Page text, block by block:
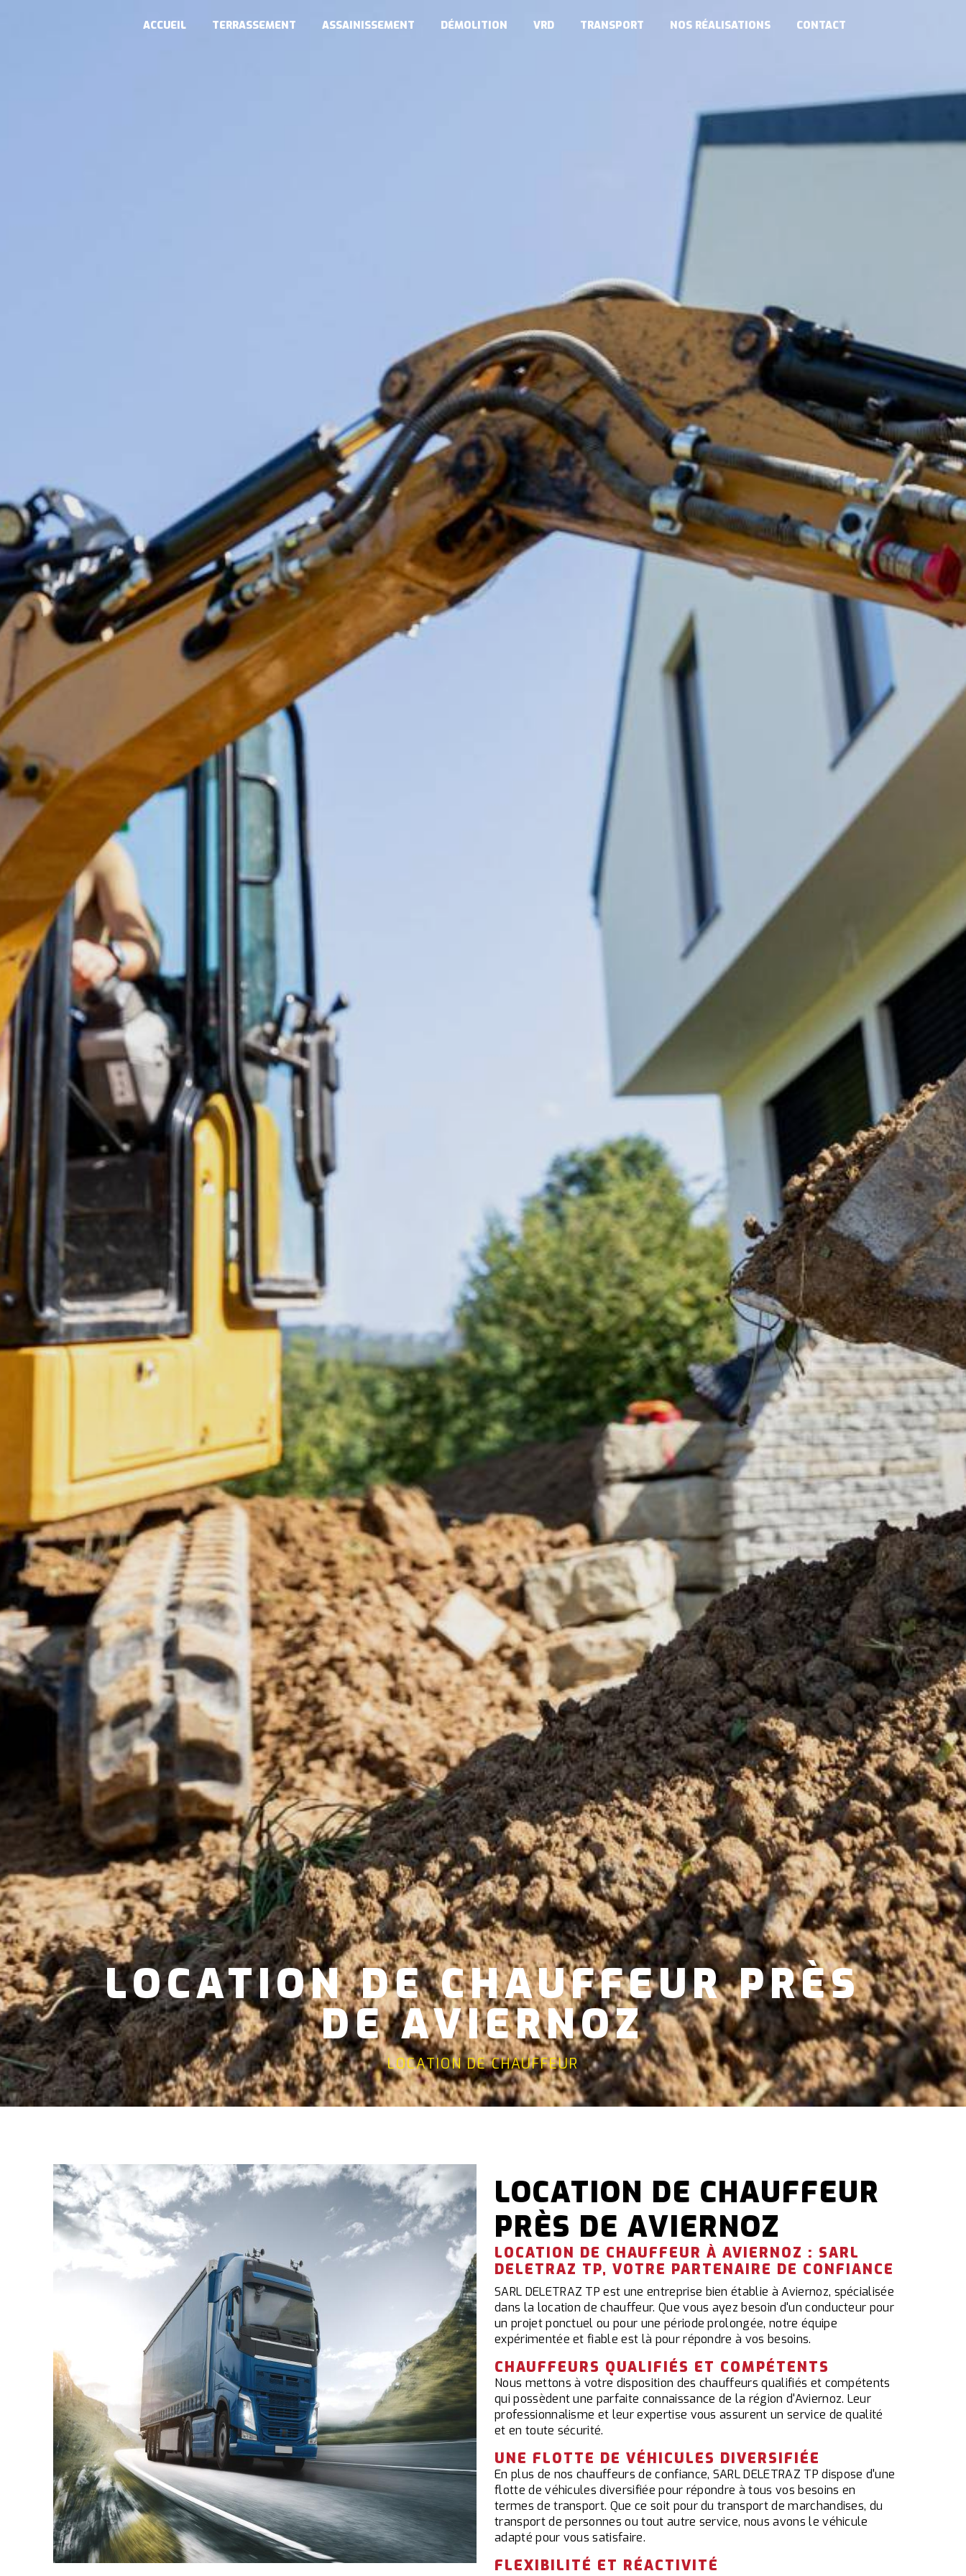
ACCUEIL TERRASSEMENT ASSAINISSEMENT DÉMOLITION VRD TRANSPORT NOS RÉALISATIONS CONTACT
LOCATION DE CHAUFFEUR PRÈS
DE AVIERNOZ
LOCATION DE CHAUFFEUR
LOCATION DE CHAUFFEUR
PRÈS DE AVIERNOZ
LOCATION DE CHAUFFEUR À AVIERNOZ : SARL
DELETRAZ TP, VOTRE PARTENAIRE DE CONFIANCE
SARL DELETRAZ TP est une entreprise bien établie à Aviernoz, spécialisée
dans la location de chauffeur. Que vous ayez besoin d'un conducteur pour
un projet ponctuel ou pour une période prolongée, notre équipe
expérimentée et fiable est là pour répondre à vos besoins.
CHAUFFEURS QUALIFIÉS ET COMPÉTENTS
Nous mettons à votre disposition des chauffeurs qualifiés et compétents
qui possèdent une parfaite connaissance de la région d'Aviernoz. Leur
professionnalisme et leur expertise vous assurent un service de qualité
et en toute sécurité.
UNE FLOTTE DE VÉHICULES DIVERSIFIÉE
En plus de nos chauffeurs de confiance, SARL DELETRAZ TP dispose d'une
flotte de véhicules diversifiée pour répondre à tous vos besoins en
termes de transport. Que ce soit pour du transport de marchandises, du
transport de personnes ou tout autre service, nous avons le véhicule
adapté pour vous satisfaire.
FLEXIBILITÉ ET RÉACTIVITÉ